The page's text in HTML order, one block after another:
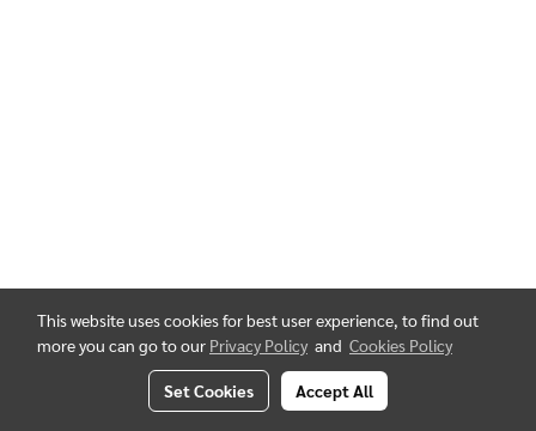
This website uses cookies for best user experience, to find out
more you can go to our Privacy Policy and Cookies Policy
Set Cookies Accept All